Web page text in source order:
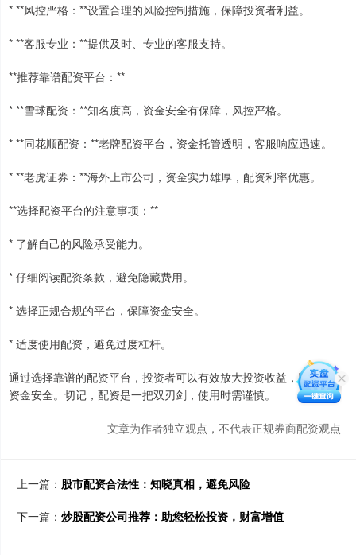
* **风控严格：**设置合理的风险控制措施，保障投资者利益。
* **客服专业：**提供及时、专业的客服支持。
**推荐靠谱配资平台：**
* **雪球配资：**知名度高，资金安全有保障，风控严格。
* **同花顺配资：**老牌配资平台，资金托管透明，客服响应迅速。
* **老虎证券：**海外上市公司，资金实力雄厚，配资利率优惠。
**选择配资平台的注意事项：**
* 了解自己的风险承受能力。
* 仔细阅读配资条款，避免隐藏费用。
* 选择正规合规的平台，保障资金安全。
* 适度使用配资，避免过度杠杆。
通过选择靠谱的配资平台，投资者可以有效放大投资收益，同时保障
资金安全。切记，配资是一把双刃剑，使用时需谨慎。
文章为作者独立观点，不代表正规券商配资观点
上一篇： 股市配资合法性：知晓真相，避免风险
下一篇： 炒股配资公司推荐：助您轻松投资，财富增值